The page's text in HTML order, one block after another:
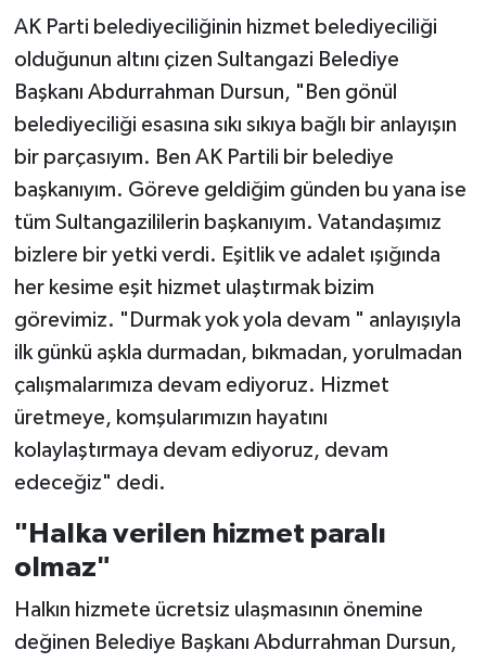
AK Parti belediyeciliğinin hizmet belediyeciliği
olduğunun altını çizen Sultangazi Belediye
Başkanı Abdurrahman Dursun, "Ben gönül
belediyeciliği esasına sıkı sıkıya bağlı bir anlayışın
bir parçasıyım. Ben AK Partili bir belediye
başkanıyım. Göreve geldiğim günden bu yana ise
tüm Sultangazililerin başkanıyım. Vatandaşımız
bizlere bir yetki verdi. Eşitlik ve adalet ışığında
her kesime eşit hizmet ulaştırmak bizim
görevimiz. "Durmak yok yola devam " anlayışıyla
ilk günkü aşkla durmadan, bıkmadan, yorulmadan
çalışmalarımıza devam ediyoruz. Hizmet
üretmeye, komşularımızın hayatını
kolaylaştırmaya devam ediyoruz, devam
edeceğiz" dedi.
"Halka verilen hizmet paralı
olmaz"
Halkın hizmete ücretsiz ulaşmasının önemine
değinen Belediye Başkanı Abdurrahman Dursun,